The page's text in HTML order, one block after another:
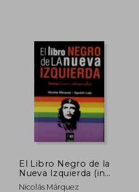
El Libro Negro de la
Nueva Izquierda (in
Spanish)
Nicolás Márquez